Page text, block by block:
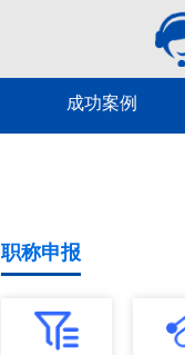
成功案例
职称申报